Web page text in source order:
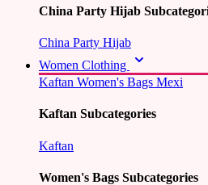
China Party Hijab
China Party Hijab
Women Clothing
Kaftan Women's Bags Mexi
Kaftan Subcategories
Kaftan
Women's Bags Subcategories